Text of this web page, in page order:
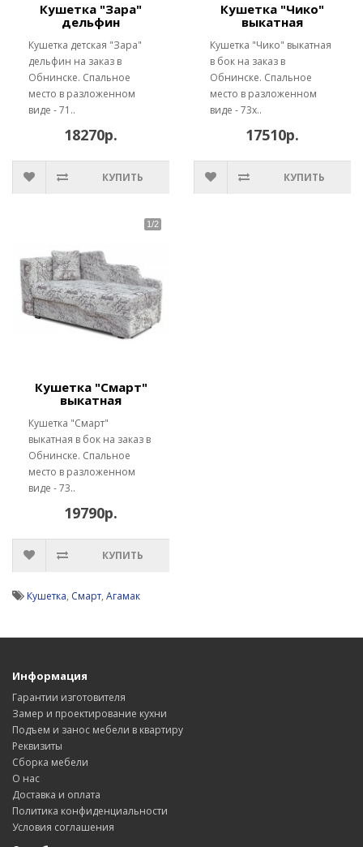
Кушетка "Зара"
дельфин
Кушетка детская "Зара"
дельфин на заказ в
Обнинске. Спальное
место в разложенном
виде - 71..
18270р.
КУПИТЬ
Кушетка "Чико"
выкатная
Кушетка "Чико" выкатная
в бок на заказ в
Обнинске. Спальное
место в разложенном
виде - 73х..
17510р.
КУПИТЬ
Кушетка "Смарт"
выкатная
Кушетка "Смарт"
выкатная в бок на заказ в
Обнинске. Спальное
место в разложенном
виде - 73..
19790р.
КУПИТЬ
Кушетка, Смарт, Агамак
Информация
Гарантии изготовителя
Замер и проектирование кухни
Подъем и занос мебели в квартиру
Реквизиты
Сборка мебели
О нас
Доставка и оплата
Политика конфиденциальности
Условия соглашения